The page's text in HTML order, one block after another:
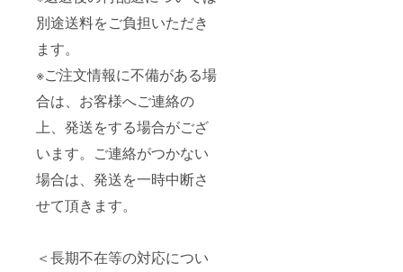
別途送料をご負担いただき
ます。
※ご注文情報に不備がある場
合は、お客様へご連絡の
上、発送をする場合がござ
います。ご連絡がつかない
場合は、発送を一時中断さ
せて頂きます。
＜長期不在等の対応につい